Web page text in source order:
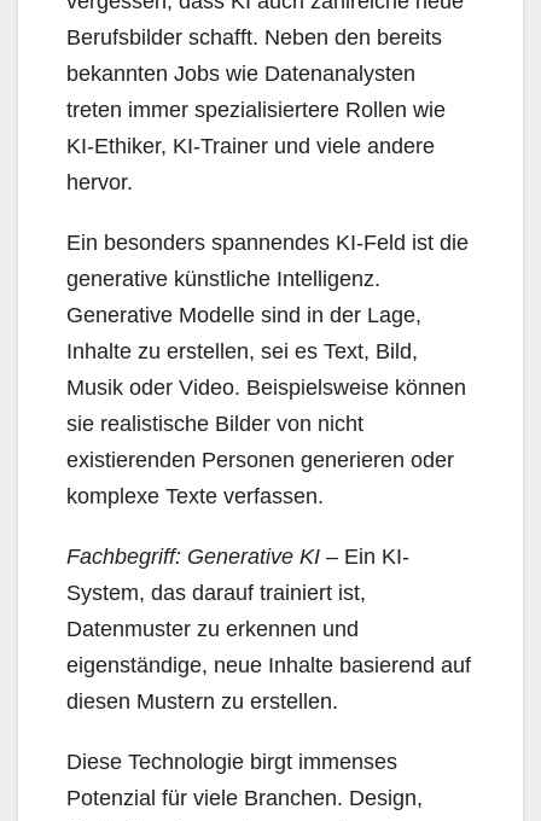
Berufsbilder schafft. Neben den bereits
bekannten Jobs wie Datenanalysten
treten immer spezialisiertere Rollen wie
KI-Ethiker, KI-Trainer und viele andere
hervor.
Ein besonders spannendes KI-Feld ist die
generative künstliche Intelligenz.
Generative Modelle sind in der Lage,
Inhalte zu erstellen, sei es Text, Bild,
Musik oder Video. Beispielsweise können
sie realistische Bilder von nicht
existierenden Personen generieren oder
komplexe Texte verfassen.
Fachbegriff: Generative KI – Ein KI-
System, das darauf trainiert ist,
Datenmuster zu erkennen und
eigenständige, neue Inhalte basierend auf
diesen Mustern zu erstellen.
Diese Technologie birgt immenses
Potenzial für viele Branchen. Design,